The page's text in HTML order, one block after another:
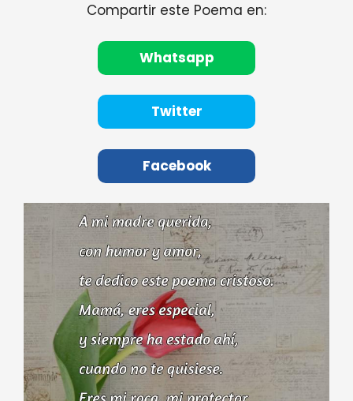
Compartir este Poema en:
Whatsapp
Twitter
Facebook